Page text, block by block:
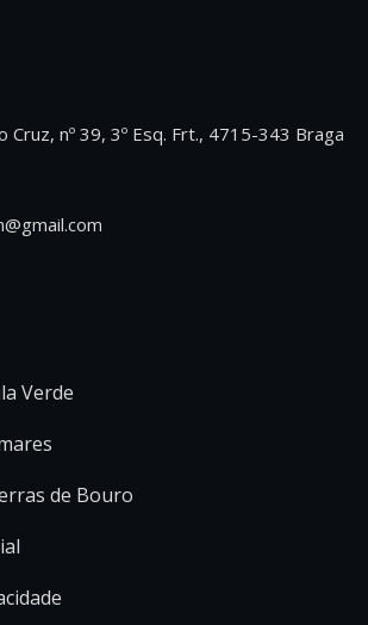
Cruz, nº 39, 3º Esq. Frt., 4715-343 Braga
Verde
de Bouro